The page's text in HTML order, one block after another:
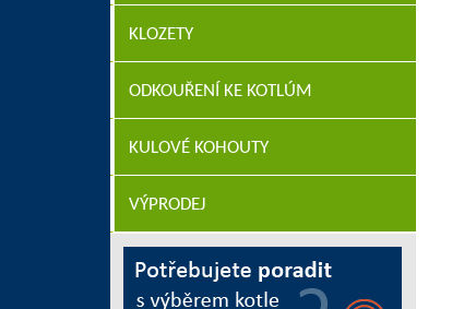
KLOZETY
ODKOUŘENÍ KE KOTLÚM
KULOVÉ KOHOUTY
VÝPRODEJ